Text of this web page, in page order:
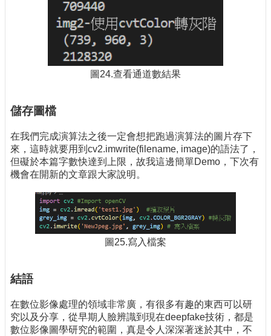
圖24.查看通道數結果
儲存圖檔
在我們完成演算法之後一定會想把跑過演算法的圖片存下
來，這時就要用到cv2.imwrite(filename, image)的語法了，
但礙於本篇字數快達到上限，故我這邊簡單Demo，下次有
機會在開新的文章跟大家說明。
圖25.寫入檔案
結語
在數位影像處理的領域非常廣，有很多有趣的東西可以研
究以及分享，從早期人臉辨識到現在deepfake技術，都是
數位影像圖學研究的範圍，真是令人深深著迷於其中，不